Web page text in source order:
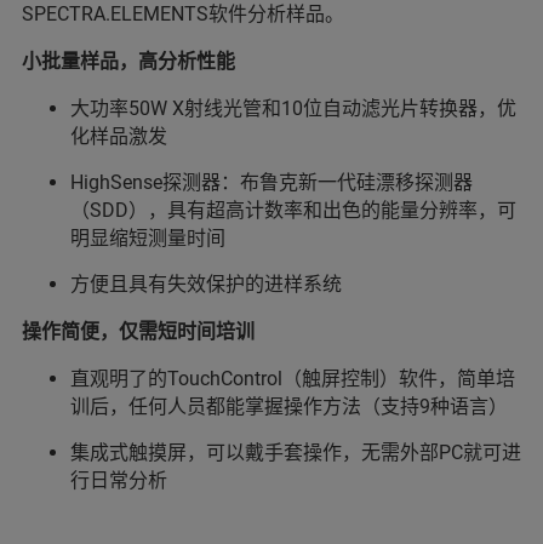
SPECTRA.ELEMENTS软件分析样品。
小批量样品，高分析性能
大功率50W X射线光管和10位自动滤光片转换器，优
化样品激发
HighSense探测器：布鲁克新一代硅漂移探测器
（SDD），具有超高计数率和出色的能量分辨率，可
明显缩短测量时间
方便且具有失效保护的进样系统
操作简便，仅需短时间培训
直观明了的TouchControl（触屏控制）软件，简单培
训后，任何人员都能掌握操作方法（支持9种语言）
集成式触摸屏，可以戴手套操作，无需外部PC就可进
行日常分析